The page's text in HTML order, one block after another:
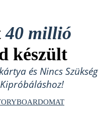
40 millió
készült
és Nincs Szükség